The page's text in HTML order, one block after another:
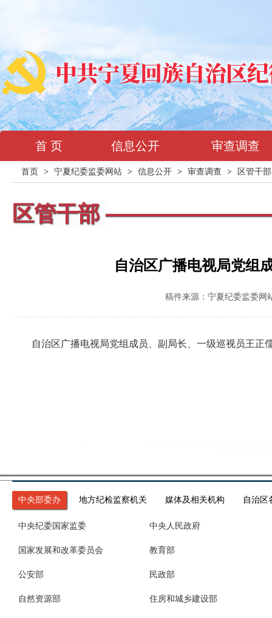
首 页 信息公开 审查调查
首页 > 宁夏纪委监委网站 > 信息公开 > 审查调查 > 区管干部
区管干部
自治区广播电视局党组
稿件来源：宁夏纪委监委网
自治区广播电视局党组成员、副局长、一级巡视员王正
中央部委办 地方纪检监察机关 媒体及相关机构 自治区
中央纪委国家监委 中央人民政府
国家发展和改革委员会 教育部
公安部 民政部
自然资源部 住房和城乡建设部